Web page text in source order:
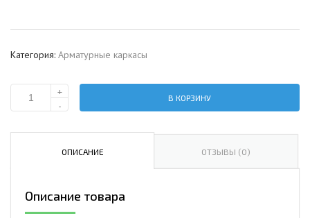
Категория: Арматурные каркасы
Количество
арматурный
КБС-500х14х500х6-
+
-
В КОРЗИНУ
ОПИСАНИЕ ОТЗЫВЫ (0)
Описание товара